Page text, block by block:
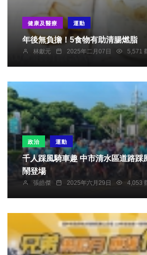
健康及醫療 運動
年後無負擔！5食物有助清腸燃脂
林獻元 2025年二月07日 5,571
政治 運動
千人踩風騎車趣 中市清水區道路踩風親子嘉年華熱
鬧登場
張皓傑 2025年六月29日 4,053